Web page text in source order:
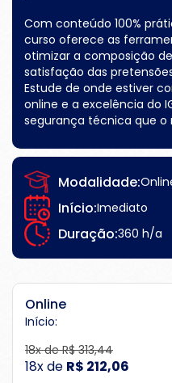
Com conteúdo 100%
curso oferece as
otimizar a composição
satisfação das
Estude de onde estiver
online e a excelência do
segurança técnica que o
Modalidade:
Início:Imediato
Duração:360 h/a
Online
Início:
18x de R$ 313,44
18x de R$ 212,06